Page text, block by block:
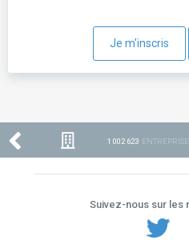
Je m'inscris
1 002 623
Suivez-nous sur les